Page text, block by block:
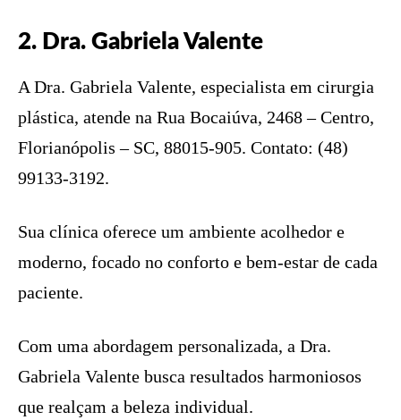
2. Dra. Gabriela Valente
A Dra. Gabriela Valente, especialista em cirurgia
plástica, atende na Rua Bocaiúva, 2468 – Centro,
Florianópolis – SC, 88015-905. Contato: (48)
99133-3192.
Sua clínica oferece um ambiente acolhedor e
moderno, focado no conforto e bem-estar de cada
paciente.
Com uma abordagem personalizada, a Dra.
Gabriela Valente busca resultados harmoniosos
que realçam a beleza individual.